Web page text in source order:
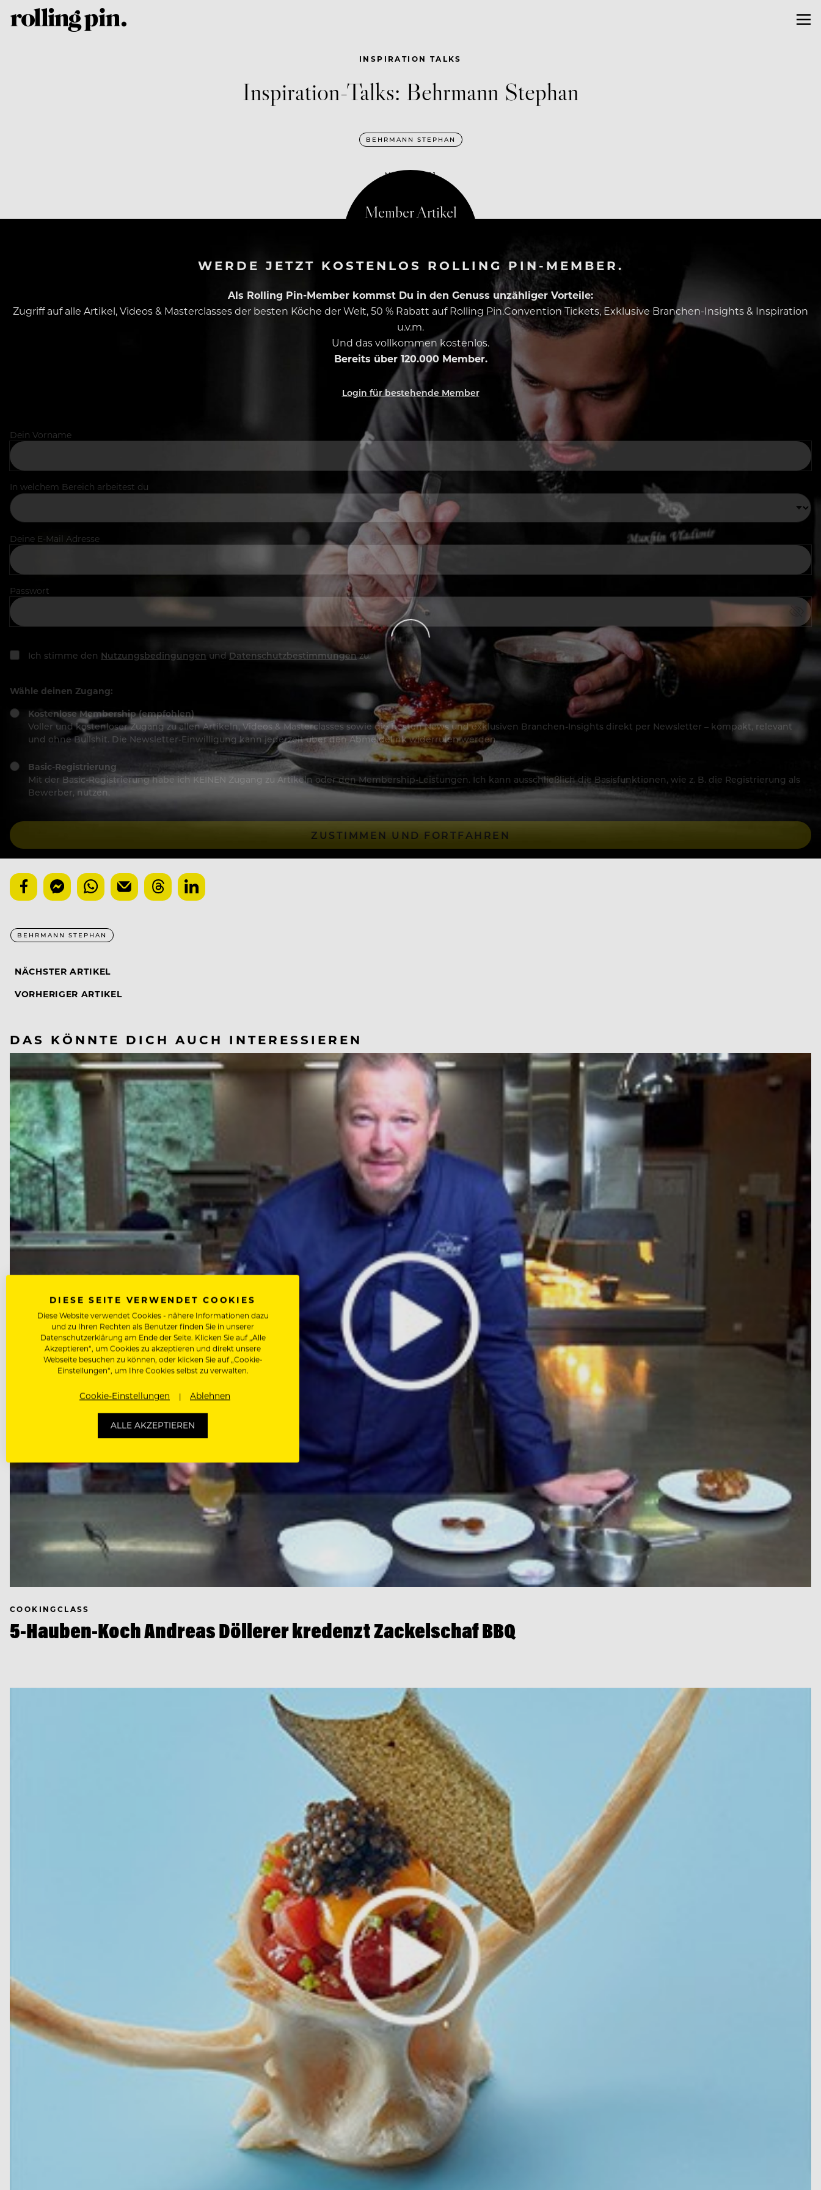
INSPIRATION TALKS
Inspiration-Talks: Behrmann Stephan
BEHRMANN STEPHAN
MAI 19, 2021
WERDE JETZT KOSTENLOS ROLLING PIN-MEMBER.
Als Rolling Pin-Member kommst Du in den Genuss unzähliger Vorteile:
Zugriff auf alle Artikel, Videos & Masterclasses der besten Köche der Welt, 50 % Rabatt auf Rolling Pin.Convention Tickets, Exklusive Branchen-Insights & Inspiration
u.v.m.
Und das vollkommen kostenlos.
Bereits über 120.000 Member.
Login für bestehende Member
Dein Vorname
In welchem Bereich arbeitest du
Deine E-Mail Adresse
Passwort
Ich stimme den Nutzungsbedingungen und Datenschutzbestimmungenzu.
Wähle deinen Zugang:
Kostenlose Membership (empfohlen)
Voller und kostenloser Zugang zu allen Artikeln, Videos & Masterclasses sowie die besten News und exklusiven Branchen-Insights direkt per Newsletter – kompakt, relevant
und ohne Bullshit. Die Newsletter-Einwilligung kann jederzeit über den Abmeldelink widerrufen werden.
Basic-Registrierung
Mit der Basic-Registrierung habe ich KEINEN Zugang zu Artikeln oder den Membership-Leistungen. Ich kann ausschließlich die Basisfunktionen, wie z. B. die Registrierung als
Bewerber, nutzen.
ZUSTIMMEN UND FORTFAHREN
BEHRMANN STEPHAN
NÄCHSTER ARTIKEL
VORHERIGER ARTIKEL
DAS KÖNNTE DICH AUCH INTERESSIEREN
COOKINGCLASS
5-Hauben-Koch Andreas Döllerer kredenzt Zackelschaf BBQ
DIESE SEITE VERWENDET COOKIES
Diese Website verwendet Cookies - nähere Informationen dazu
und zu Ihren Rechten als Benutzer finden Sie in unserer
Datenschutzerklärung am Ende der Seite. Klicken Sie auf „Alle
Akzeptieren“, um Cookies zu akzeptieren und direkt unsere
Webseite besuchen zu können, oder klicken Sie auf „Cookie-
Einstellungen“, um Ihre Cookies selbst zu verwalten.
Cookie-Einstellungen Ablehnen
ALLE AKZEPTIEREN